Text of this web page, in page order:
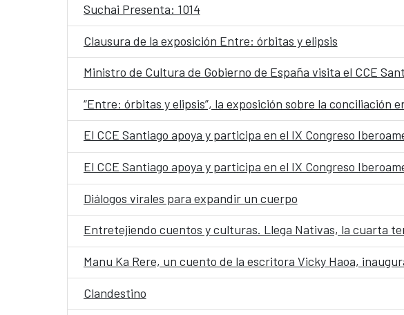
Suchai Presenta: 1014
Clausura de la exposición Entre: órbitas y elipsis
Ministro de Cultura de Gobierno de España visita el CCE
El CCE Santiago apoya y participa en el IX Congreso
El CCE Santiago apoya y participa en el IX Congreso
Diálogos virales para expandir un cuerpo
Entretejiendo cuentos y culturas. Llega Nativas, la cuarta
Clandestino